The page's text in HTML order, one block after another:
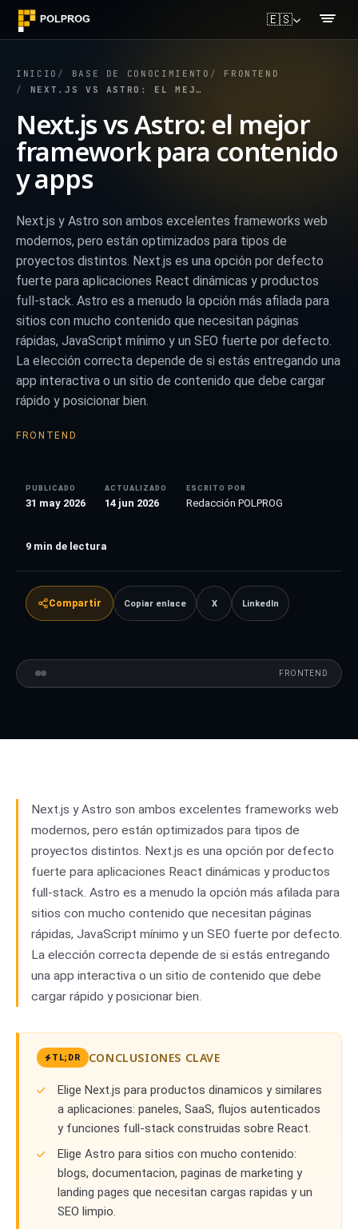
🇪🇸
INICIO BASE DE CONOCIMIENTO
FRONTEND
NEXT.JS VS ASTRO: EL MEJOR FRAMEWORK PARA CONTENIDO Y APPS
Next.js vs Astro: el mejor
framework para contenido
y apps
Next.js y Astro son ambos excelentes frameworks web
modernos, pero están optimizados para tipos de
proyectos distintos. Next.js es una opción por defecto
fuerte para aplicaciones React dinámicas y productos
full-stack. Astro es a menudo la opción más afilada para
sitios con mucho contenido que necesitan páginas
rápidas, JavaScript mínimo y un SEO fuerte por defecto.
La elección correcta depende de si estás entregando una
app interactiva o un sitio de contenido que debe cargar
rápido y posicionar bien.
FRONTEND
PUBLICADO
31 may 2026
ACTUALIZADO
14 jun 2026
ESCRITO POR
Redacción POLPROG
9 min de lectura
Compartir Copiar enlace X LinkedIn
FRONTEND
VS
Next.js y Astro son ambos excelentes frameworks web
modernos, pero están optimizados para tipos de
proyectos distintos. Next.js es una opción por defecto
fuerte para aplicaciones React dinámicas y productos
full-stack. Astro es a menudo la opción más afilada para
sitios con mucho contenido que necesitan páginas
rápidas, JavaScript mínimo y un SEO fuerte por defecto.
La elección correcta depende de si estás entregando
una app interactiva o un sitio de contenido que debe
cargar rápido y posicionar bien.
TL;DR CONCLUSIONES CLAVE
Elige Next.js para productos dinamicos y similares
a aplicaciones: paneles, SaaS, flujos autenticados
y funciones full-stack construidas sobre React.
Elige Astro para sitios con mucho contenido:
blogs, documentacion, paginas de marketing y
landing pages que necesitan cargas rapidas y un
SEO limpio.